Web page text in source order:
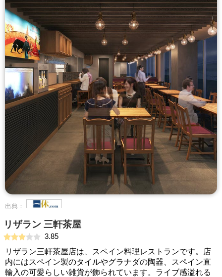
出典：
リザラン 三軒茶屋
3.85
リザラン三軒茶屋店は、スペイン料理レストランです。店
内にはスペイン製のタイルやグラナダの陶器、スペイン直
輸入の可愛らしい雑貨が飾られています。ライブ感溢れる